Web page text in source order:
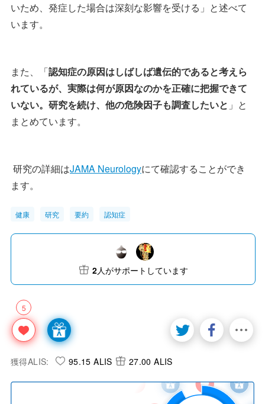
いため、発症した場合は深刻な影響を受ける」と述べて
います。
また、「認知症の原因はしばしば遺伝的であると考えら
れているが、実際は何が原因なのかを正確に把握できて
いない。研究を続け、他の危険因子も調査したいと 」と
まとめています。
研究の詳細はJAMA Neurologyにて確認することができ
ます。
健康 研究 要約 認知症
5
2人がサポートしています
獲得ALIS: 95.15 ALIS 27.00 ALIS